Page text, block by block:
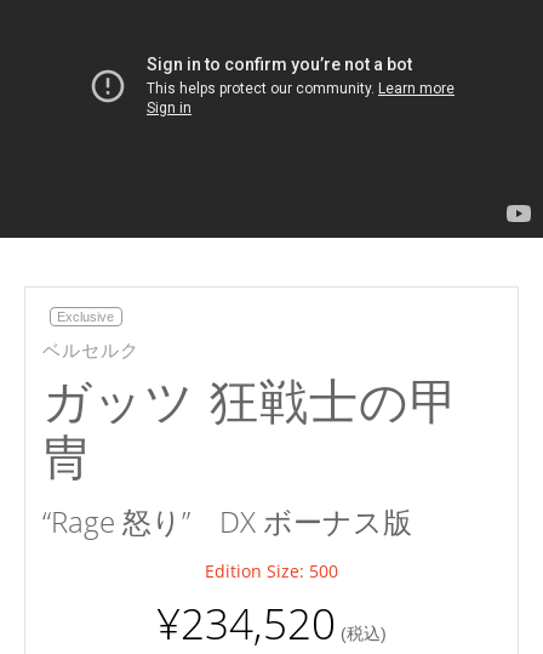
Exclusive
ベルセルク
ガッツ 狂戦士の甲
冑
“Rage 怒り” DX ボーナス版
Edition Size: 500
¥234,520 (税込)